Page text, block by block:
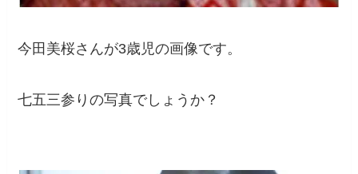
今田美桜さんが3歳児の画像です。
七五三参りの写真でしょうか？